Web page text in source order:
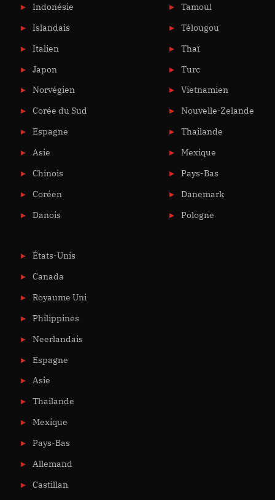
Indonésie
Islandais
Italien
Japon
Norvégien
Corée du Sud
Espagne
Asie
Chinois
Coréen
Danois
Tamoul
Télougou
Thaï
Turc
Vietnamien
Nouvelle-Zelande
Thailande
Mexique
Pays-Bas
Danemark
Pologne
États-Unis
Canada
Royaume Uni
Philippines
Neerlandais
Espagne
Asie
Thailande
Mexique
Pays-Bas
Allemand
Castillan